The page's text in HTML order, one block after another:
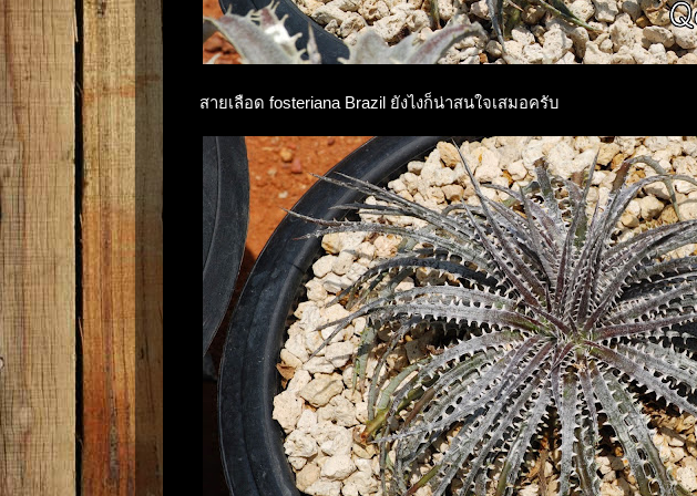
สายเลือด fosteriana Brazil ยังไงก็น่าสนใจเสมอครับ